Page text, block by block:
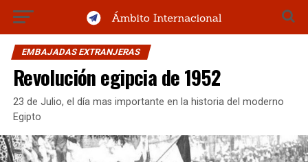
EMBAJADAS EXTRANJERAS
Revolución egipcia de 1952
23 de Julio, el día mas importante en la historia del moderno
Egipto